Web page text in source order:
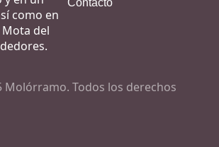
como en
Mota del
Molórramo. Todos los derechos